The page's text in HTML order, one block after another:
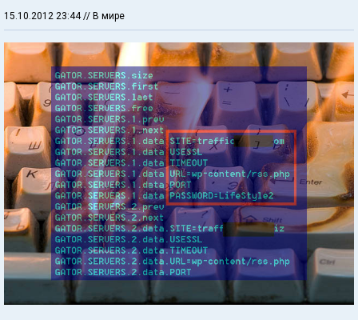
15.10.2012 23:44 // В мире